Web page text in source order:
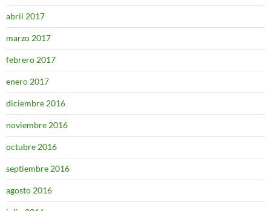
abril 2017
marzo 2017
febrero 2017
enero 2017
diciembre 2016
noviembre 2016
octubre 2016
septiembre 2016
agosto 2016